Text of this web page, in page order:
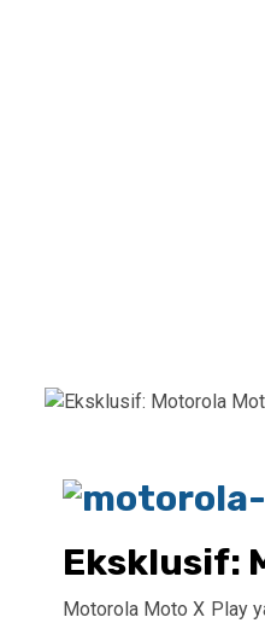
Eksklusif:
Motorola Moto X Play